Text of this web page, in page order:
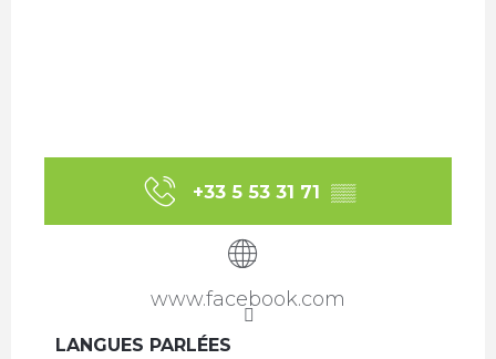
+33 5 53 31 71 ▒▒
www.facebook.com
LANGUES PARLÉES
LANGUES PARLÉES